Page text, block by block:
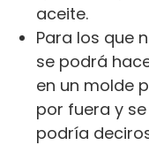
aceite.
Para los que
se podrá
en un molde
por fuera y
podría